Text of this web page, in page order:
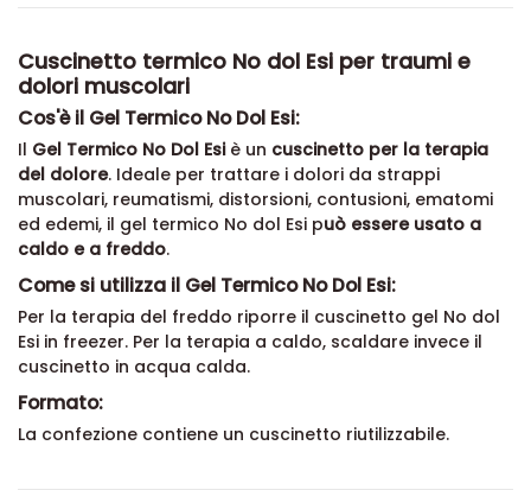
Cuscinetto termico No dol Esi per traumi e
dolori muscolari
Cos'è il Gel Termico No Dol Esi:
Il Gel Termico No Dol Esiè un cuscinetto per la terapia
del dolore. Ideale per trattare i dolori da strappi
muscolari, reumatismi, distorsioni, contusioni, ematomi
ed edemi, il gel termico No dol Esi può essere usato a
caldo e a freddo.
Come si utilizza il Gel Termico No Dol Esi:
Per la terapia del freddo riporre il cuscinetto gel No dol
Esi in freezer. Per la terapia a caldo, scaldare invece il
cuscinetto in acqua calda.
Formato:
La confezione contiene un cuscinetto riutilizzabile.